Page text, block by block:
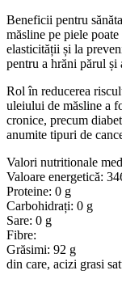
Beneficii pentru
măsline pe piele
elasticității și la
pentru a hrăni părul și
Rol în reducerea
uleiului de măsline a
cronice, precum
anumite tipuri de
Valori nutritionale
Valoare energetică:
Proteine: 0 g
Carbohidrați: 0 g
Sare: 0 g
Fibre:
Grăsimi: 92 g
din care, acizi grasi